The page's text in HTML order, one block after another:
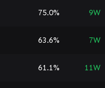
75.0% 9W
63.6% 7W
61.1% 11W